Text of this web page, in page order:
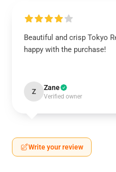
Beautiful and crisp Tokyo
happy with the purchase!
Z Zane
Verified owner
Write your review